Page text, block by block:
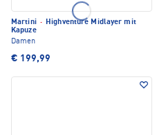
Martini · Highventure Midlayer mit
Kapuze
Damen
€ 199,99